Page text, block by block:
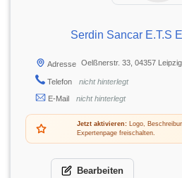
Serdin Sancar E.T.S
Adresse Oelßnerstr. 33, 04357 Leipzig
Telefon
nicht hinterlegt
E-Mail
nicht hinterlegt
Jetzt aktivieren:Logo,
Expertenpage freischalten.
Bearbeiten